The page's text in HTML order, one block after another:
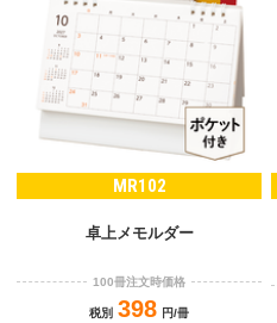
MR102
卓上メモルダー
100冊注文時価格
税別 398 円/冊